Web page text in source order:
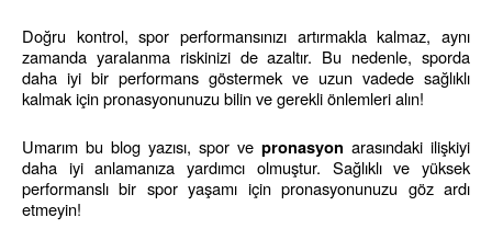
Doğru kontrol, spor performansınızı artırmakla kalmaz, aynı
zamanda yaralanma riskinizi de azaltır. Bu nedenle, sporda
daha iyi bir performans göstermek ve uzun vadede sağlıklı
kalmak için pronasyonunuzu bilin ve gerekli önlemleri alın!
Umarım bu blog yazısı, spor ve pronasyon arasındaki ilişkiyi
daha iyi anlamanıza yardımcı olmuştur. Sağlıklı ve yüksek
performanslı bir spor yaşamı için pronasyonunuzu göz ardı
etmeyin!